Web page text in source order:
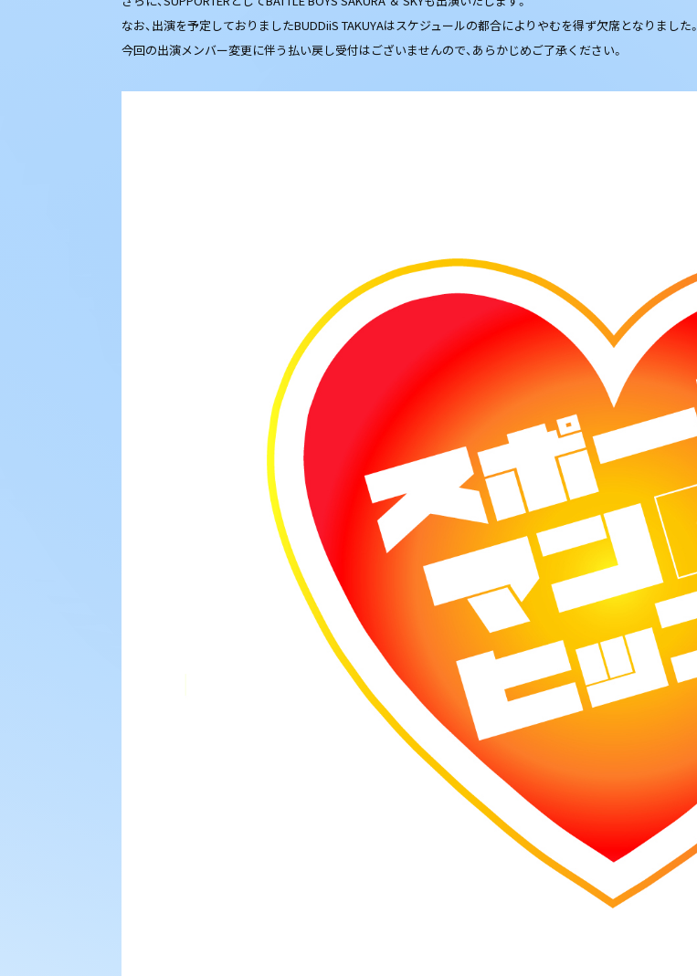
なお、出演を予定しておりましたBUDDiiS TAKUYAはスケジュールの都合によりやむを得ず欠席となりました。
今回の出演メンバー変更に伴う払い戻し受付はございませんので、あらかじめご了承ください。